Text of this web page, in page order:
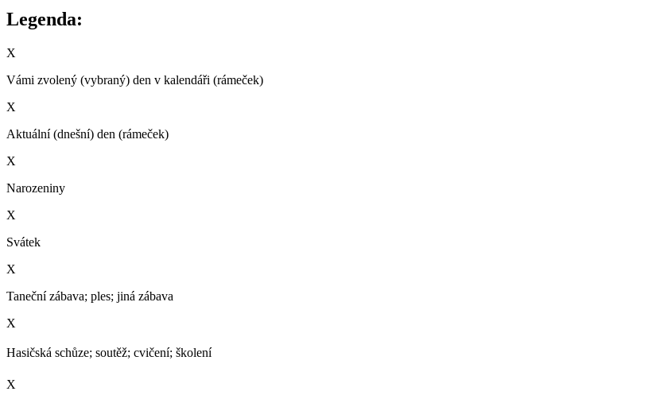
Legenda:
X
Vámi zvolený (vybraný) den v kalendáři (rámeček)
X
Aktuální (dnešní) den (rámeček)
X
Narozeniny
X
Svátek
X
Taneční zábava; ples; jiná zábava
X
Hasičská schůze; soutěž; cvičení; školení­
X